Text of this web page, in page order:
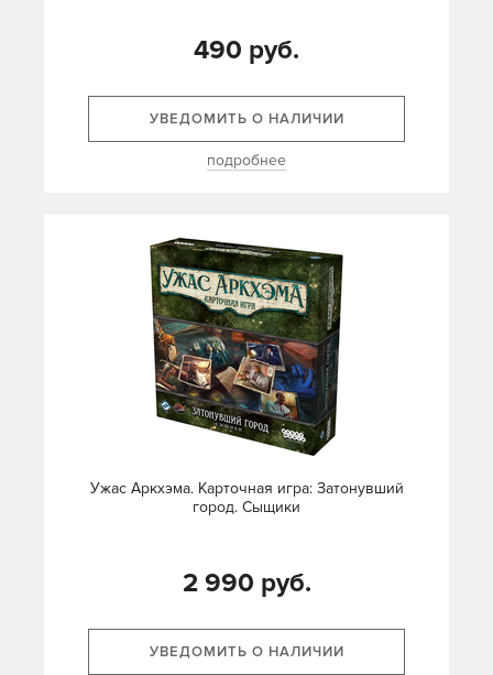
490 руб.
УВЕДОМИТЬ О НАЛИЧИИ
подробнее
Ужас Аркхэма. Карточная игра: Затонувший
город. Сыщики
2 990 руб.
УВЕДОМИТЬ О НАЛИЧИИ